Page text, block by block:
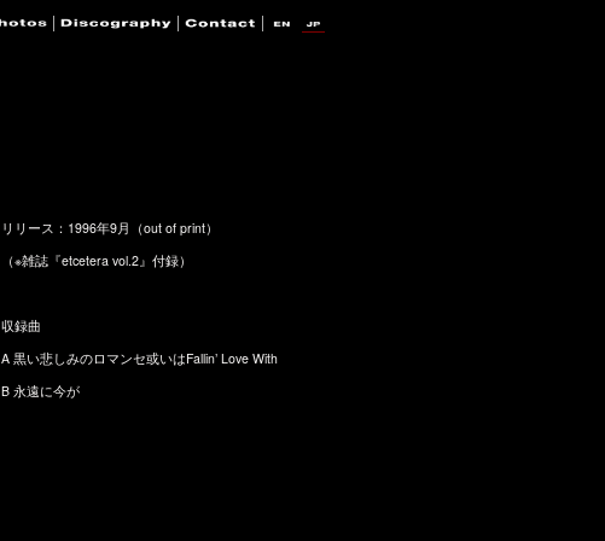
リリース：1996年9月（out of print）
（※雑誌『etcetera vol.2』付録）
収録曲
A 黒い悲しみのロマンセ或いはFallin’ Love With
B 永遠に今が